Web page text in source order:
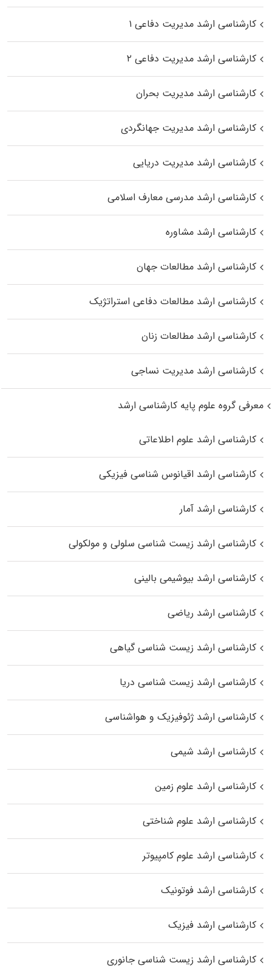
کارشناسی ارشد مدیریت دفاعی ۱
کارشناسی ارشد مدیریت دفاعی ۲
کارشناسی ارشد مدیریت بحران
کارشناسی ارشد مدیریت جهانگردی
کارشناسی ارشد مدیریت دریایی
کارشناسی ارشد مدرسی معارف اسلامی
کارشناسی ارشد مشاوره
کارشناسی ارشد مطالعات جهان
کارشناسی ارشد مطالعات دفاعی استراتژیک
کارشناسی ارشد مطالعات زنان
کارشناسی ارشد مدیریت نساجی
معرفی گروه علوم پایه کارشناسی ارشد
کارشناسی ارشد علوم اطلاعاتی
کارشناسی ارشد اقیانوس‌ شناسی فیزیکی
کارشناسی ارشد آمار
کارشناسی ارشد زیست شناسی سلولی و مولکولی
کارشناسی ارشد بیوشیمی بالینی
کارشناسی ارشد ریاضی
کارشناسی ارشد زیست‌ شناسی گیاهی
کارشناسی ارشد زیست‌ شناسی دریا
کارشناسی ارشد ژئوفیزیک و هواشناسی
کارشناسی ارشد شیمی
کارشناسی ارشد علوم زمین
کارشناسی ارشد علوم شناختی
کارشناسی ارشد علوم کامپیوتر
کارشناسی ارشد فوتونیک
کارشناسی ارشد فیزیک
کارشناسی ارشد زیست‌ شناسی جانوری